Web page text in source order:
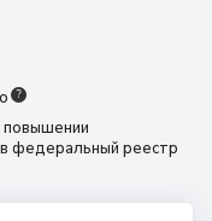
?
федеральный реестр